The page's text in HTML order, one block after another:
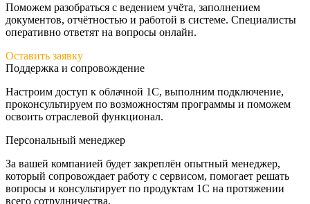
Поможем разобраться с ведением учёта, заполнением
документов, отчётностью и работой в системе. Специалисты
оперативно ответят на вопросы онлайн.
Оставить заявку
Поддержка и сопровождение
Настроим доступ к облачной 1С, выполним подключение,
проконсультируем по возможностям программы и поможем
освоить отраслевой функционал.
Персональный менеджер
За вашей компанией будет закреплён опытный менеджер,
который сопровождает работу с сервисом, помогает решать
вопросы и консультирует по продуктам 1С на протяжении
всего сотрудничества.